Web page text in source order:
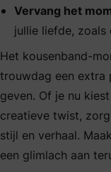
Vervang het
jullie liefde, zoals
Het kousenband-
trouwdag een extra
geven. Of je nu
creatieve twist,
stijl en verhaal.
een glimlach aan